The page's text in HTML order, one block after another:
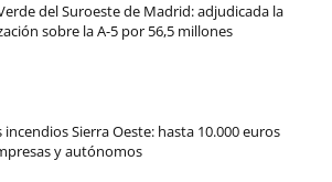
del Suroeste de Madrid: adjudicada la
sobre la A-5 por 56,5 millones
incendios Sierra Oeste: hasta 10.000 euros
y autónomos